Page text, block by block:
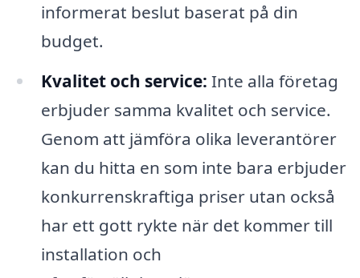
informerat beslut baserat på din
budget.
Kvalitet och service: Inte alla företag
erbjuder samma kvalitet och service.
Genom att jämföra olika leverantörer
kan du hitta en som inte bara erbjuder
konkurrenskraftiga priser utan också
har ett gott rykte när det kommer till
installation och